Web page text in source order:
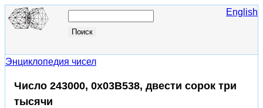
English
Энциклопедия чисел
Число 243000, 0x03B538, двести сорок три
тысячи